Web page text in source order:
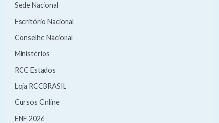
Sede Nacional
Escritório Nacional
Conselho Nacional
Ministérios
RCC Estados
Loja RCCBRASIL
Cursos Online
ENF 2026